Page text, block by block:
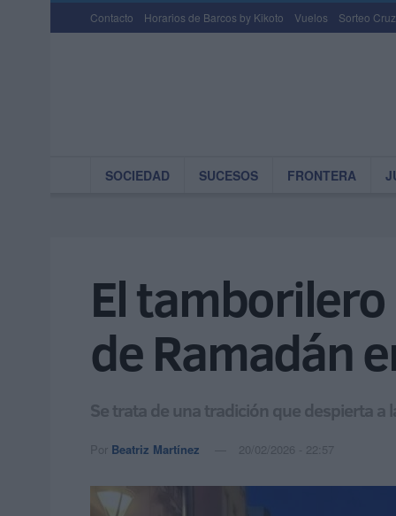
Contacto Horarios de Barcos by Kikoto Vuelos Sorteo
SOCIEDAD SUCESOS FRONTERA
El
de Ramadán
Se trata de una tradición que despierta a
Por Beatriz Martínez 20/02/2026 - 22:57